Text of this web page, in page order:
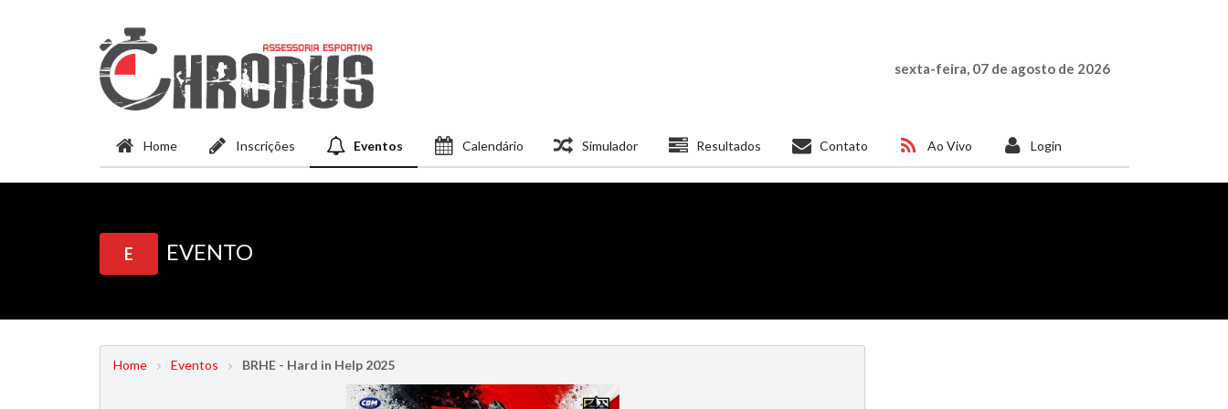
sexta-feira, 07 de agosto de 2026
Home Inscrições Eventos Calendário Simulador Resultados Contato Ao Vivo Login
E EVENTO
Home Eventos BRHE - Hard in Help 2025